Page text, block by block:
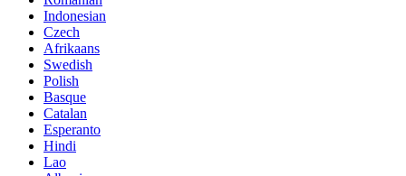
Indonesian
Czech
Afrikaans
Swedish
Polish
Basque
Catalan
Esperanto
Hindi
Lao